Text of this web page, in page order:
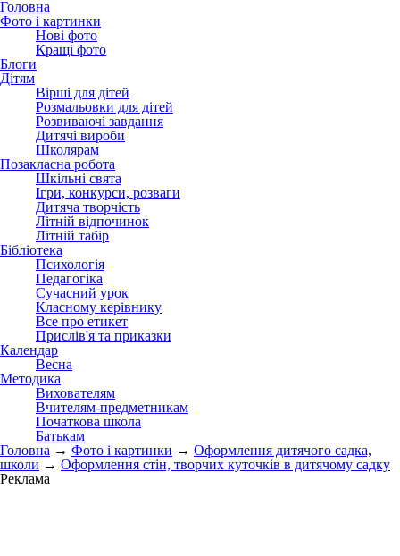
Головна
Фото і картинки
Нові фото
Кращі фото
Блоги
Дітям
Вірші для дітей
Розмальовки для дітей
Розвиваючі завдання
Дитячі вироби
Школярам
Позакласна робота
Шкільні свята
Ігри, конкурси, розваги
Дитяча творчість
Літній відпочинок
Літній табір
Бібліотека
Психологія
Педагогіка
Сучасний урок
Класному керівнику
Все про етикет
Прислів'я та приказки
Календар
Весна
Методика
Вихователям
Вчителям-предметникам
Початкова школа
Батькам
Головна → Фото і картинки → Оформлення дитячого садка,
школи → Оформлення стін, творчих куточків в дитячому садку
Реклама